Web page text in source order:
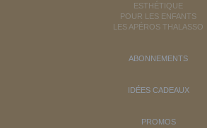
ESTHÉTIQUE
POUR LES ENFANTS
LES APÉROS THALASSO
ABONNEMENTS
IDÉES CADEAUX
PROMOS